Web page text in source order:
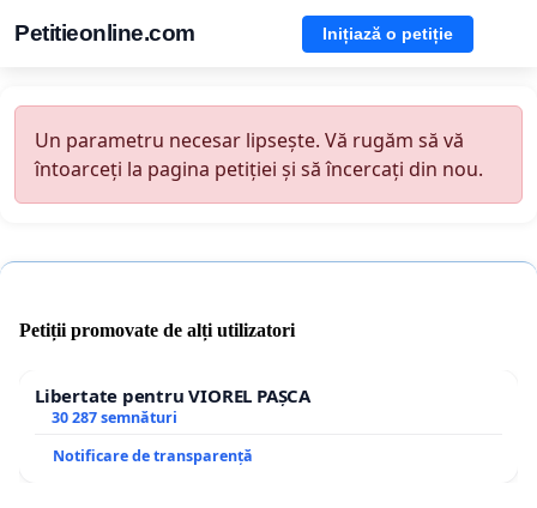
Petitieonline.com Inițiază o petiție
Un parametru necesar lipsește. Vă rugăm să vă
întoarceți la pagina petiției și să încercați din nou.
Petiții promovate de alți utilizatori
Libertate pentru VIOREL PAȘCA
30 287 semnături
Notificare de transparență